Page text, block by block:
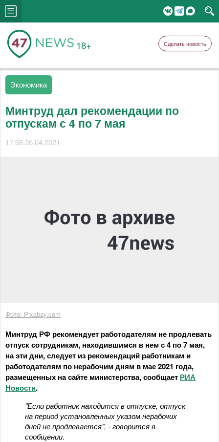
18+ Сделать новость
Экономика
Минтруд дал рекомендации по
отпускам с 4 по 7 мая
17:38 26.04.2021
Фото: Pixabay.com
Минтруд РФ рекомендует работодателям не продлевать
отпуск сотрудникам, находившимся в нем с 4 по 7 мая,
на эти дни, следует из рекомендаций работникам и
работодателям по нерабочим дням в мае 2021 года,
размещенных на сайте министерства, сообщает РИА
Новости.
"Если работник находится в отпуске, отпуск
на период установленных указом нерабочих
дней не продлевается", - говорится в
сообщении.